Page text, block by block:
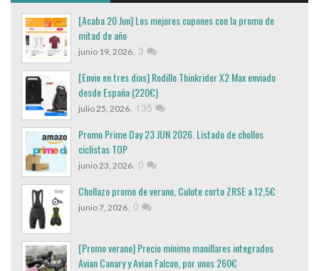
[Acaba 20 Jun] Los mejores cupones con la promo de
mitad de año
junio 19, 2026, 3
[Envio en tres dias] Rodillo Thinkrider X2 Max enviado
desde España (220€)
julio 25, 2026, 135
Promo Prime Day 23 JUN 2026. Listado de chollos
ciclistas TOP
junio 23, 2026, 0
Chollazo promo de verano, Culote corto ZRSE a 12,5€
junio 7, 2026, 0
[Promo verano] Precio mínimo manillares integrados
Avian Canary y Avian Falcon, por unos 260€